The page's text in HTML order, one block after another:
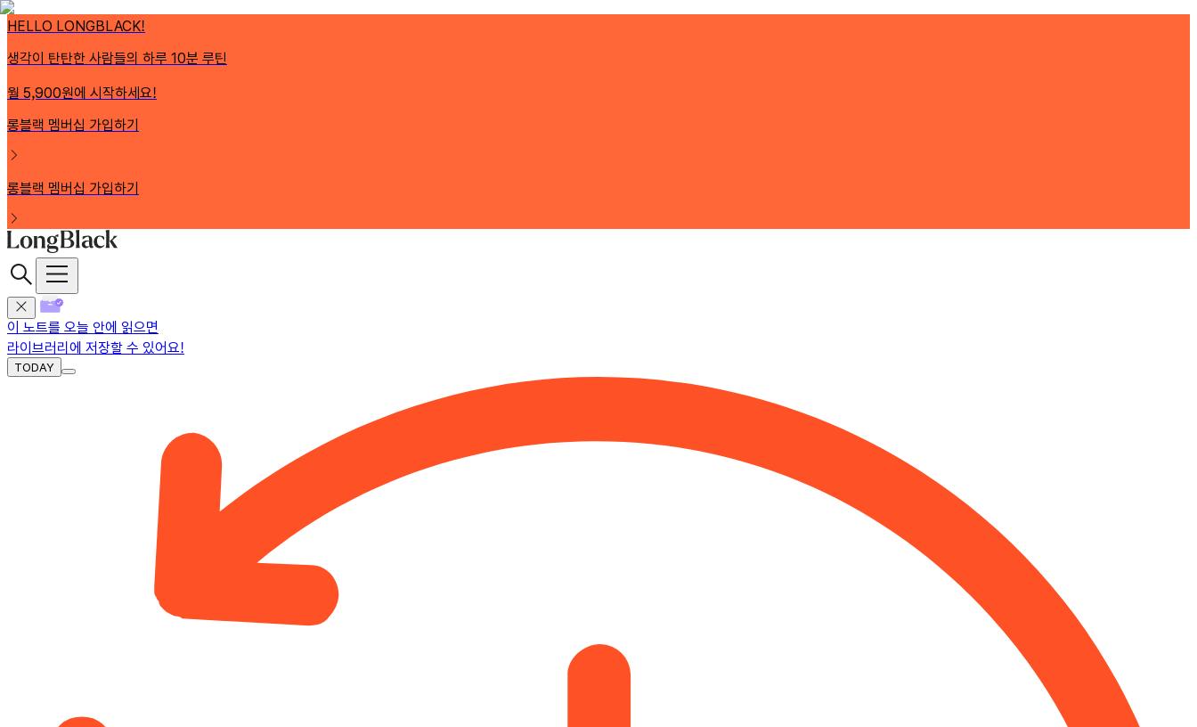
HELLO LONGBLACK!
생각이 탄탄한 사람들의 하루 10분 루틴
월 5,900원에 시작하세요!
롱블랙 멤버십 가입하기
롱블랙 멤버십 가입하기
이 노트를 오늘 안에 읽으면
라이브러리에 저장할 수 있어요!
TODAY